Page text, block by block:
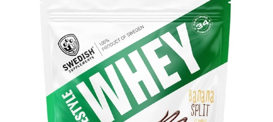
Leksaker, Barn & Baby
Varumärken